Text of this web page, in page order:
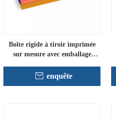
Boîte rigide à tiroir imprimée
sur mesure avec emballage
enquête